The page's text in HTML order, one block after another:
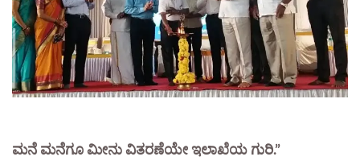
ಮನೆ ಮನೆಗೂ ಮೀನು ವಿತರಣೆಯೇ ಇಲಾಖೆಯ ಗುರಿ.”